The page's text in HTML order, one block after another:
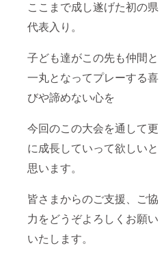
ここまで成し遂げた初の県
代表入り。
子ども達がこの先も仲間と
一丸となってプレーする喜
びや諦めない心を
今回のこの大会を通して更
に成長していって欲しいと
思います。
皆さまからのご支援、ご協
力をどうぞよろしくお願い
いたします。